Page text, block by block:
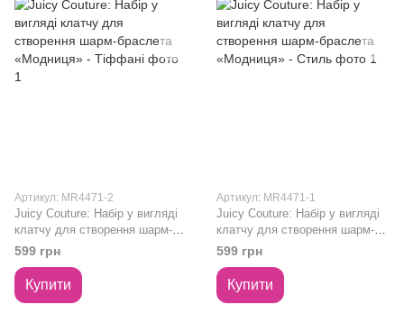
Артикул: MR4471-2
Juicy Couture: Набір у вигляді
клатчу для створення шарм-
браслета «Модниця» - Тіффані
599 грн
Купити
Артикул: MR4471-1
Juicy Couture: Набір у вигляді
клатчу для створення шарм-
браслета «Модниця» - Стиль
599 грн
Купити